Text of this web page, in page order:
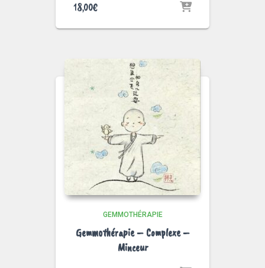
18,00€
GEMMOTHÉRAPIE
Gemmothérapie – Complexe –
Minceur